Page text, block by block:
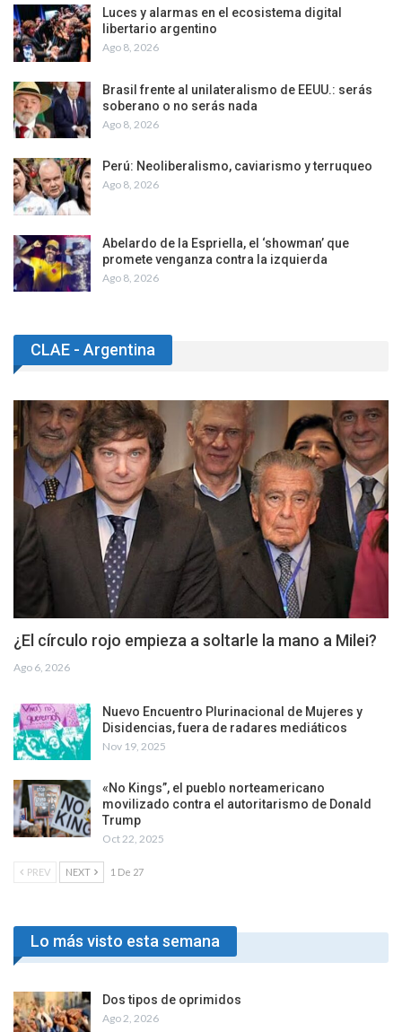
Luces y alarmas en el ecosistema digital
libertario argentino
Ago 8, 2026
Brasil frente al unilateralismo de EEUU.: serás
soberano o no serás nada
Ago 8, 2026
Perú: Neoliberalismo, caviarismo y terruqueo
Ago 8, 2026
Abelardo de la Espriella, el ‘showman’ que
promete venganza contra la izquierda
Ago 8, 2026
CLAE - Argentina
¿El círculo rojo empieza a soltarle la mano a Milei?
Ago 6, 2026
Nuevo Encuentro Plurinacional de Mujeres y
Disidencias, fuera de radares mediáticos
Nov 19, 2025
«No Kings”, el pueblo norteamericano
movilizado contra el autoritarismo de Donald
Trump
Oct 22, 2025
PREV NEXT 1 De 27
Lo más visto esta semana
Dos tipos de oprimidos
Ago 2, 2026